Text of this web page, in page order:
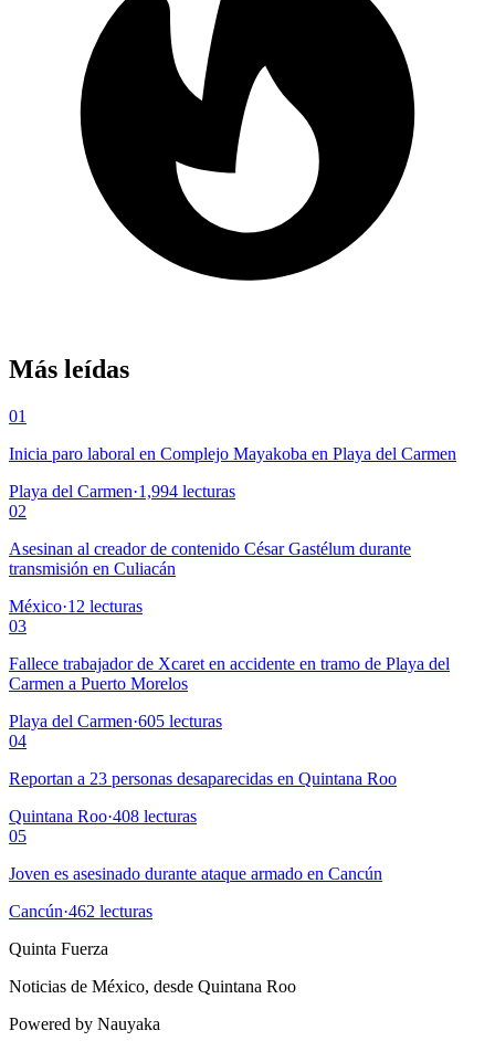
Más leídas
01
Inicia paro laboral en Complejo Mayakoba en Playa del Carmen
Playa del Carmen·1,994 lecturas
02
Asesinan al creador de contenido César Gastélum durante
transmisión en Culiacán
México·12 lecturas
03
Fallece trabajador de Xcaret en accidente en tramo de Playa del
Carmen a Puerto Morelos
Playa del Carmen·605 lecturas
04
Reportan a 23 personas desaparecidas en Quintana Roo
Quintana Roo·408 lecturas
05
Joven es asesinado durante ataque armado en Cancún
Cancún·462 lecturas
Quinta Fuerza
Noticias de México, desde Quintana Roo
Powered by Nauyaka